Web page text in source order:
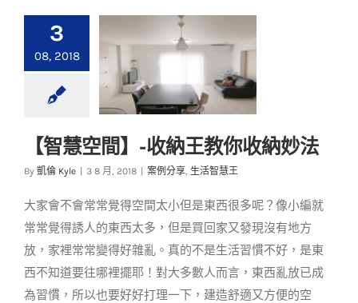
3
08, 2018
案例分享 生活智慧王
【智慧空間】-收納王教你收納妙法
By 凱倫 Kyle 3 8 月, 2018 案例分享, 生活智慧王
大家會不會常常覺得空間太小但是東西很多呢？像小編就
常常覺得誘人的東西太多，但是買回家又發現沒有地方
放，家裡常常變得好雜亂。真的不是生活習慣不好，是東
西不知道要往哪裡擺耶！對大多數人而言，東西亂放已成
為習慣，所以也要好好打理一下，建造舒適又方便的空